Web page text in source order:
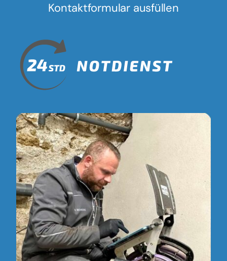
Kontaktformular ausfüllen